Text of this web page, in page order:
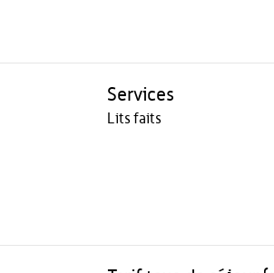
Services
Lits faits